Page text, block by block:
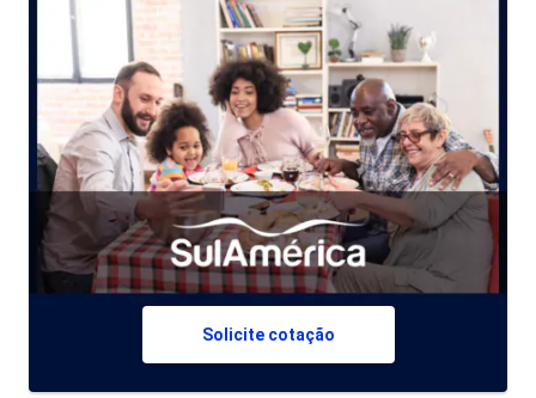
Solicite cotação